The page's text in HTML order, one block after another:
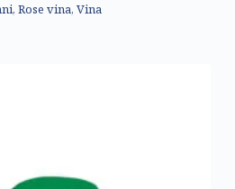
, Rose vina, Vina